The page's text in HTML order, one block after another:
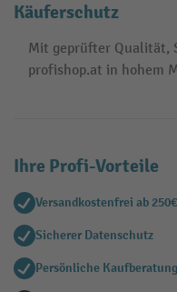
Käuferschutz
Mit geprüfter Qualität,
profishop.at in hohem
Ihre Profi-Vorteile
Versandkostenfrei ab 250€
Sicherer Datenschutz
Persönliche Kaufberatung